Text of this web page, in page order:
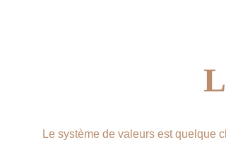
Le système de valeurs est quelque